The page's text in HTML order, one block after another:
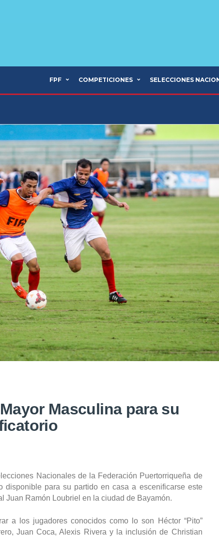
FPF COMPETICIONES SELECCIONES
Masculina para su
Nacionales de la Federación Puertorriqueña de
disponible para su partido en casa a escenificarse este
Juan Ramón Loubriel en la ciudad de Bayamón.
a los jugadores conocidos como lo son Héctor “Pito”
Juan Coca, Alexis Rivera y la inclusión de Christian